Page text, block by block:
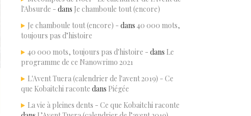
l'Absurde - dans Je chamboule tout (encore)
Je chamboule tout (encore) - dans 40 000 mots,
toujours pas d’histoire
40 000 mots, toujours pas d'histoire - dans Le
programme de ce Nanowrimo 2021
L'Avent Tuera (calendrier de l'avent 2019) - Ce
que Kobaitchi raconte dans Piégée
La vie à pleines dents - Ce que Kobaitchi raconte